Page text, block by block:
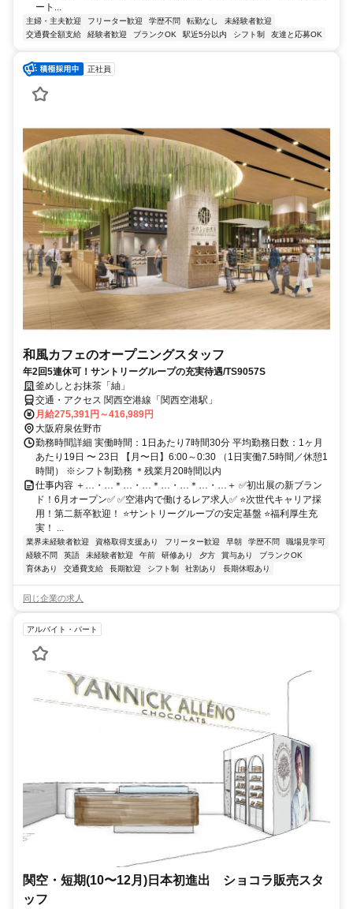
ート...
主婦・主夫歓迎 フリーター歓迎 学歴不問 転勤なし
未経験者歓迎
交通費全額支給
経験者歓迎 ブランクOK 駅近5分以内 シフト制 友達と応募OK
正社員
和風カフェのオープニングスタッフ
年2回5連休可！サントリーグループの充実待遇/TS9057S
釜めしとお抹茶「紬」
交通・アクセス 関西空港線「関西空港駅」
月給275,391円～416,989円
大阪府泉佐野市
勤務時間詳細 実働時間：1日あたり7時間30分 平均勤務日数：1ヶ月
あたり19日 〜 23日 【月〜日】6:00～0:30 （1日実働7.5時間／休憩1
時間） ※シフト制勤務 ＊残業月20時間以内
仕事内容 ＋…・…＊…・…＊…・…＊…・…＋ ✅初出展の新ブラン
ド！6月オープン✅ ✅空港内で働けるレア求人✅ ⭐次世代キャリア採
用！第二新卒歓迎！ ⭐サントリーグループの安定基盤 ⭐福利厚生充
実！ ...
業界未経験者歓迎 資格取得支援あり フリーター歓迎 早朝 学歴不問
職場見学可
経験不問
英語 未経験者歓迎 午前 研修あり 夕方 賞与あり
ブランクOK
育休あり
交通費支給 長期歓迎 シフト制 社割あり 長期休暇あり
同じ企業の求人
アルバイト・パート
関空・短期(10〜12月)日本初進出 ショコラ販売スタ
ッフ